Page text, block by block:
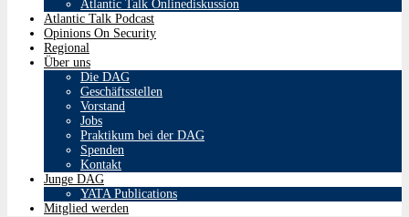
Atlantic Talk Onlinediskussion
Atlantic Talk Podcast
Opinions On Security
Regional
Über uns
Die DAG
Geschäftsstellen
Vorstand
Jobs
Praktikum bei der DAG
Spenden
Kontakt
Junge DAG
YATA Publications
Mitglied werden